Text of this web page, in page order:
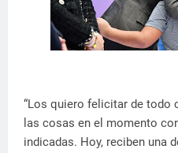
“Los quiero felicitar de todo
las cosas en el momento
indicadas. Hoy, reciben una